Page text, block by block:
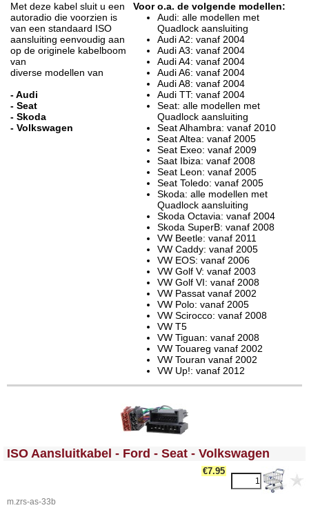
Met deze kabel sluit u een
autoradio die voorzien is
van een standaard ISO
aansluiting eenvoudig aan
op de originele kabelboom
van
diverse modellen van
- Audi
- Seat
- Skoda
- Volkswagen
Voor o.a. de volgende modellen:
Audi: alle modellen met
Quadlock aansluiting
Audi A2: vanaf 2004
Audi A3: vanaf 2004
Audi A4: vanaf 2004
Audi A6: vanaf 2004
Audi A8: vanaf 2004
Audi TT: vanaf 2004
Seat: alle modellen met
Quadlock aansluiting
Seat Alhambra: vanaf 2010
Seat Altea: vanaf 2005
Seat Exeo: vanaf 2009
Saat Ibiza: vanaf 2008
Seat Leon: vanaf 2005
Seat Toledo: vanaf 2005
Skoda: alle modellen met
Quadlock aansluiting
Skoda Octavia: vanaf 2004
Skoda SuperB: vanaf 2008
VW Beetle: vanaf 2011
VW Caddy: vanaf 2005
VW EOS: vanaf 2006
VW Golf V: vanaf 2003
VW Golf VI: vanaf 2008
VW Passat vanaf 2002
VW Polo: vanaf 2005
VW Scirocco: vanaf 2008
VW T5
VW Tiguan: vanaf 2008
VW Touareg vanaf 2002
VW Touran vanaf 2002
VW Up!: vanaf 2012
<!-- MakeFullWidth0 --><!-- MakeFullWidth1 --><!-- MakeFullWidth2 --><!-- MakeFullWidth3 --><!-- MakeFullWidth4 --><!-- MakeFullWidth5 --><!-- MakeFullWidth6 --><!-- MakeFullWidth7 --><!-- MakeFullWidth8 --><!-- MakeFullWidth9 --><!-- MakeFullWidth10 --><!-- MakeFullWidth11 --><!-- MakeFullWidth12 --><!-- MakeFullWidth13 --><!-- MakeFullWidth14 --><!-- MakeFullWidth15 --><!-- MakeFullWidth16 --><!-- MakeFullWidth17 --><!-- MakeFullWidth18 --><!-- MakeFullWidth19 -->
ISO Aansluitkabel - Ford - Seat - Volkswagen
€7.95
m.zrs-as-33b